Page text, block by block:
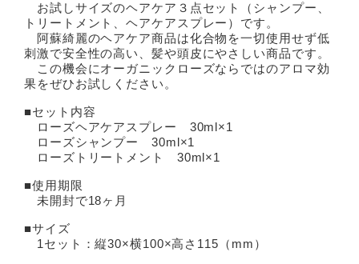
お試しサイズのヘアケア３点セット（シャンプー、
トリートメント、ヘアケアスプレー）です。
阿蘇綺麗のヘアケア商品は化合物を一切使用せず低
刺激で安全性の高い、髪や頭皮にやさしい商品です。
この機会にオーガニックローズならではのアロマ効
果をぜひお試しください。
■セット内容
ローズヘアケアスプレー 30ml×1
ローズシャンプー 30ml×1
ローズトリートメント 30ml×1
■使用期限
未開封で18ヶ月
■サイズ
1セット：縦30×横100×高さ115（mm）